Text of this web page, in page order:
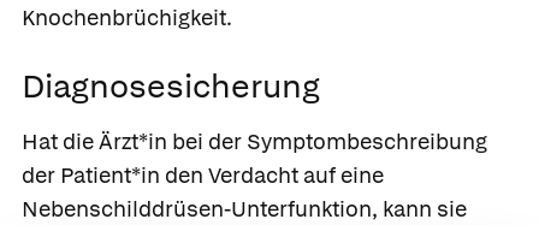
Knochenbrüchigkeit.
Diagnosesicherung
Hat die Ärzt*in bei der Symptombeschreibung
der Patient*in den Verdacht auf eine
Nebenschilddrüsen-Unterfunktion, kann sie